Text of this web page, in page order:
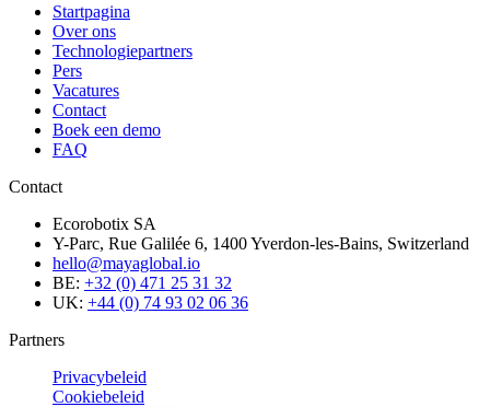
Startpagina
Over ons
Technologiepartners
Pers
Vacatures
Contact
Boek een demo
FAQ
Contact
Ecorobotix SA
Y-Parc, Rue Galilée 6, 1400 Yverdon-les-Bains, Switzerland
hello@mayaglobal.io
BE: +32 (0) 471 25 31 32
UK: +44 (0) 74 93 02 06 36
Partners
Privacybeleid
Cookiebeleid